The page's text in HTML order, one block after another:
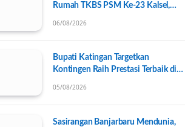
Rumah TKBS PSM Ke-23 Kalsel,
06/08/2026
Bupati Katingan Targetkan
Kontingen Raih Prestasi Terbaik di
05/08/2026
Sasirangan Banjarbaru Mendunia,